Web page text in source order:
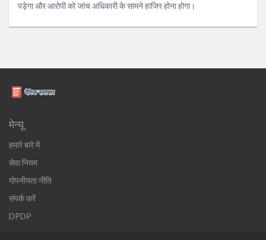
पड़ेगा और आरोपी को जांच अधिकारी के सामने हाजिर होना होगा।
मेन्यू
हमारे बारे में
सेवा नियम
गोपनीयता नीति
संपर्क करें
DPDP